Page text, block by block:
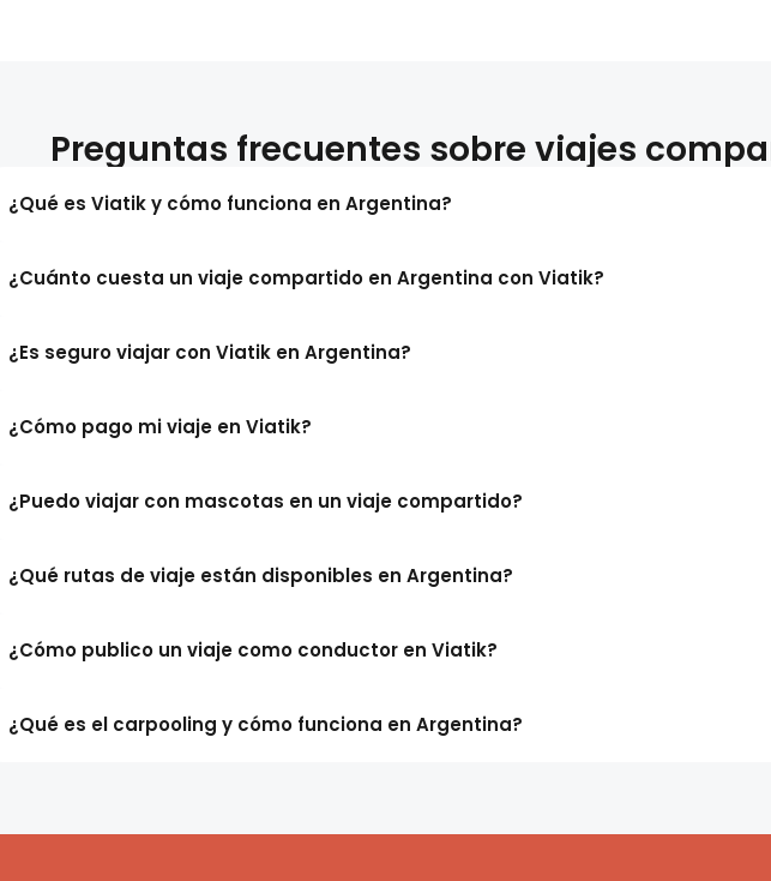
Preguntas frecuentes sobre viajes
¿Qué es Viatik y cómo funciona en Argentina?
¿Cuánto cuesta un viaje compartido en Argentina con Viatik?
¿Es seguro viajar con Viatik en Argentina?
¿Cómo pago mi viaje en Viatik?
¿Puedo viajar con mascotas en un viaje compartido?
¿Qué rutas de viaje están disponibles en Argentina?
¿Cómo publico un viaje como conductor en Viatik?
¿Qué es el carpooling y cómo funciona en Argentina?